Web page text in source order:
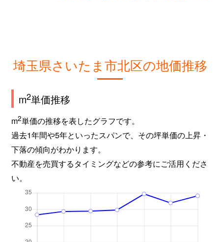
埼玉県さいたま市北区の地価推移
m2単価推移
m2単価の推移を表したグラフです。
過去1年間や5年といったスパンで、その坪単価の上昇・
下落の傾向がわかります。
不動産を売買するタイミングなどの参考にご活用くださ
い。